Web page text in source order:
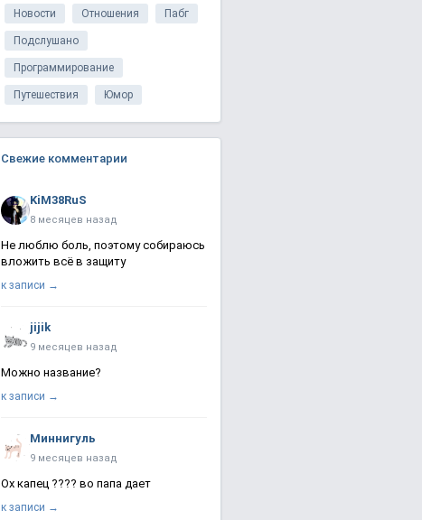
Новости Отношения Пабг
Подслушано
Программирование
Путешествия Юмор
Свежие комментарии
KiM38RuS
8 месяцев назад
Не люблю боль, поэтому собираюсь
вложить всё в защиту
к записи →
jijik
9 месяцев назад
Можно название?
к записи →
Миннигуль
9 месяцев назад
Ох капец ???? во папа дает
к записи →